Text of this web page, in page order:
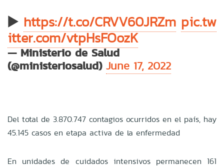
▶️ https://t.co/CRVV60JRZm pic.tw
itter.com/vtpHsFOozK
— Ministerio de Salud
(@ministeriosalud) June 17, 2022
Del total de 3.870.747 contagios ocurridos en el país, hay
45.145 casos en etapa activa de la enfermedad
En unidades de cuidados intensivos permanecen 161